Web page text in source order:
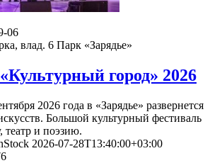
06
влад. 6 Парк «Зарядье»
город» 2026
2026 года в «Зарядье» развернется
Большой культурный фестиваль
театр и поэзию.
2026-07-28T13:40:00+03:00